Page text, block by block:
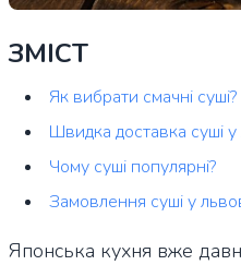
ЗМІСТ
Як вибрати смачні суші?
Швидка доставка суші у
Чому суші популярні?
Замовлення суші у
Японська кухня вже